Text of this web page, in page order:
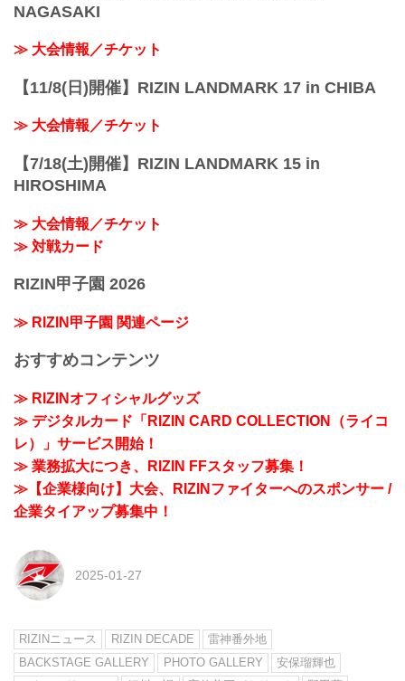
NAGASAKI
≫ 大会情報／チケット
【11/8(日)開催】RIZIN LANDMARK 17 in CHIBA
≫ 大会情報／チケット
【7/18(土)開催】RIZIN LANDMARK 15 in
HIROSHIMA
≫ 大会情報／チケット
≫ 対戦カード
RIZIN甲子園 2026
≫ RIZIN甲子園 関連ページ
おすすめコンテンツ
≫ RIZINオフィシャルグッズ
≫ デジタルカード「RIZIN CARD COLLECTION（ライコ
レ）」サービス開始！
≫ 業務拡大につき、RIZIN FFスタッフ募集！
≫【企業様向け】大会、RIZINファイターへのスポンサー /
企業タイアップ募集中！
2025-01-27
RIZINニュース RIZIN DECADE
雷神番外地
BACKSTAGE GALLERY
PHOTO GALLERY
安保瑠輝也